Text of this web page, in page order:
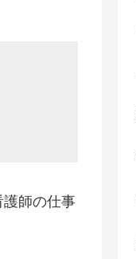
師の仕事